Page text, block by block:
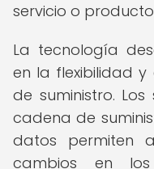
servicio o
La tecnología
en la flexibilidad
de suministro.
cadena de
datos permiten
cambios en